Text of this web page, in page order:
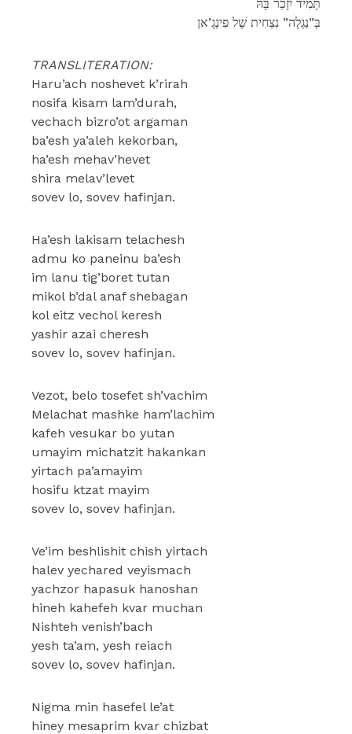
תָּמִיד יִזָכֵר בָּהּ
בְּ”נַגְלָה” נִצְחִית שֶׁל פִינְגָ’אן
TRANSLITERATION:
Haru’ach noshevet k’rirah
nosifa kisam lam’durah,
vechach bizro’ot argaman
ba’esh ya’aleh kekorban,
ha’esh mehav’hevet
shira melav’levet
sovev lo, sovev hafinjan.
Ha’esh lakisam telachesh
admu ko paneinu ba’esh
im lanu tig’boret tutan
mikol b’dal anaf shebagan
kol eitz vechol keresh
yashir azai cheresh
sovev lo, sovev hafinjan.
Vezot, belo tosefet sh’vachim
Melachat mashke ham’lachim
kafeh vesukar bo yutan
umayim michatzit hakankan
yirtach pa’amayim
hosifu ktzat mayim
sovev lo, sovev hafinjan.
Ve’im beshlishit chish yirtach
halev yechared veyismach
yachzor hapasuk hanoshan
hineh kahefeh kvar muchan
Nishteh venish’bach
yesh ta’am, yesh reiach
sovev lo, sovev hafinjan.
Nigma min hasefel le’at
hiney mesaprim kvar chizbat